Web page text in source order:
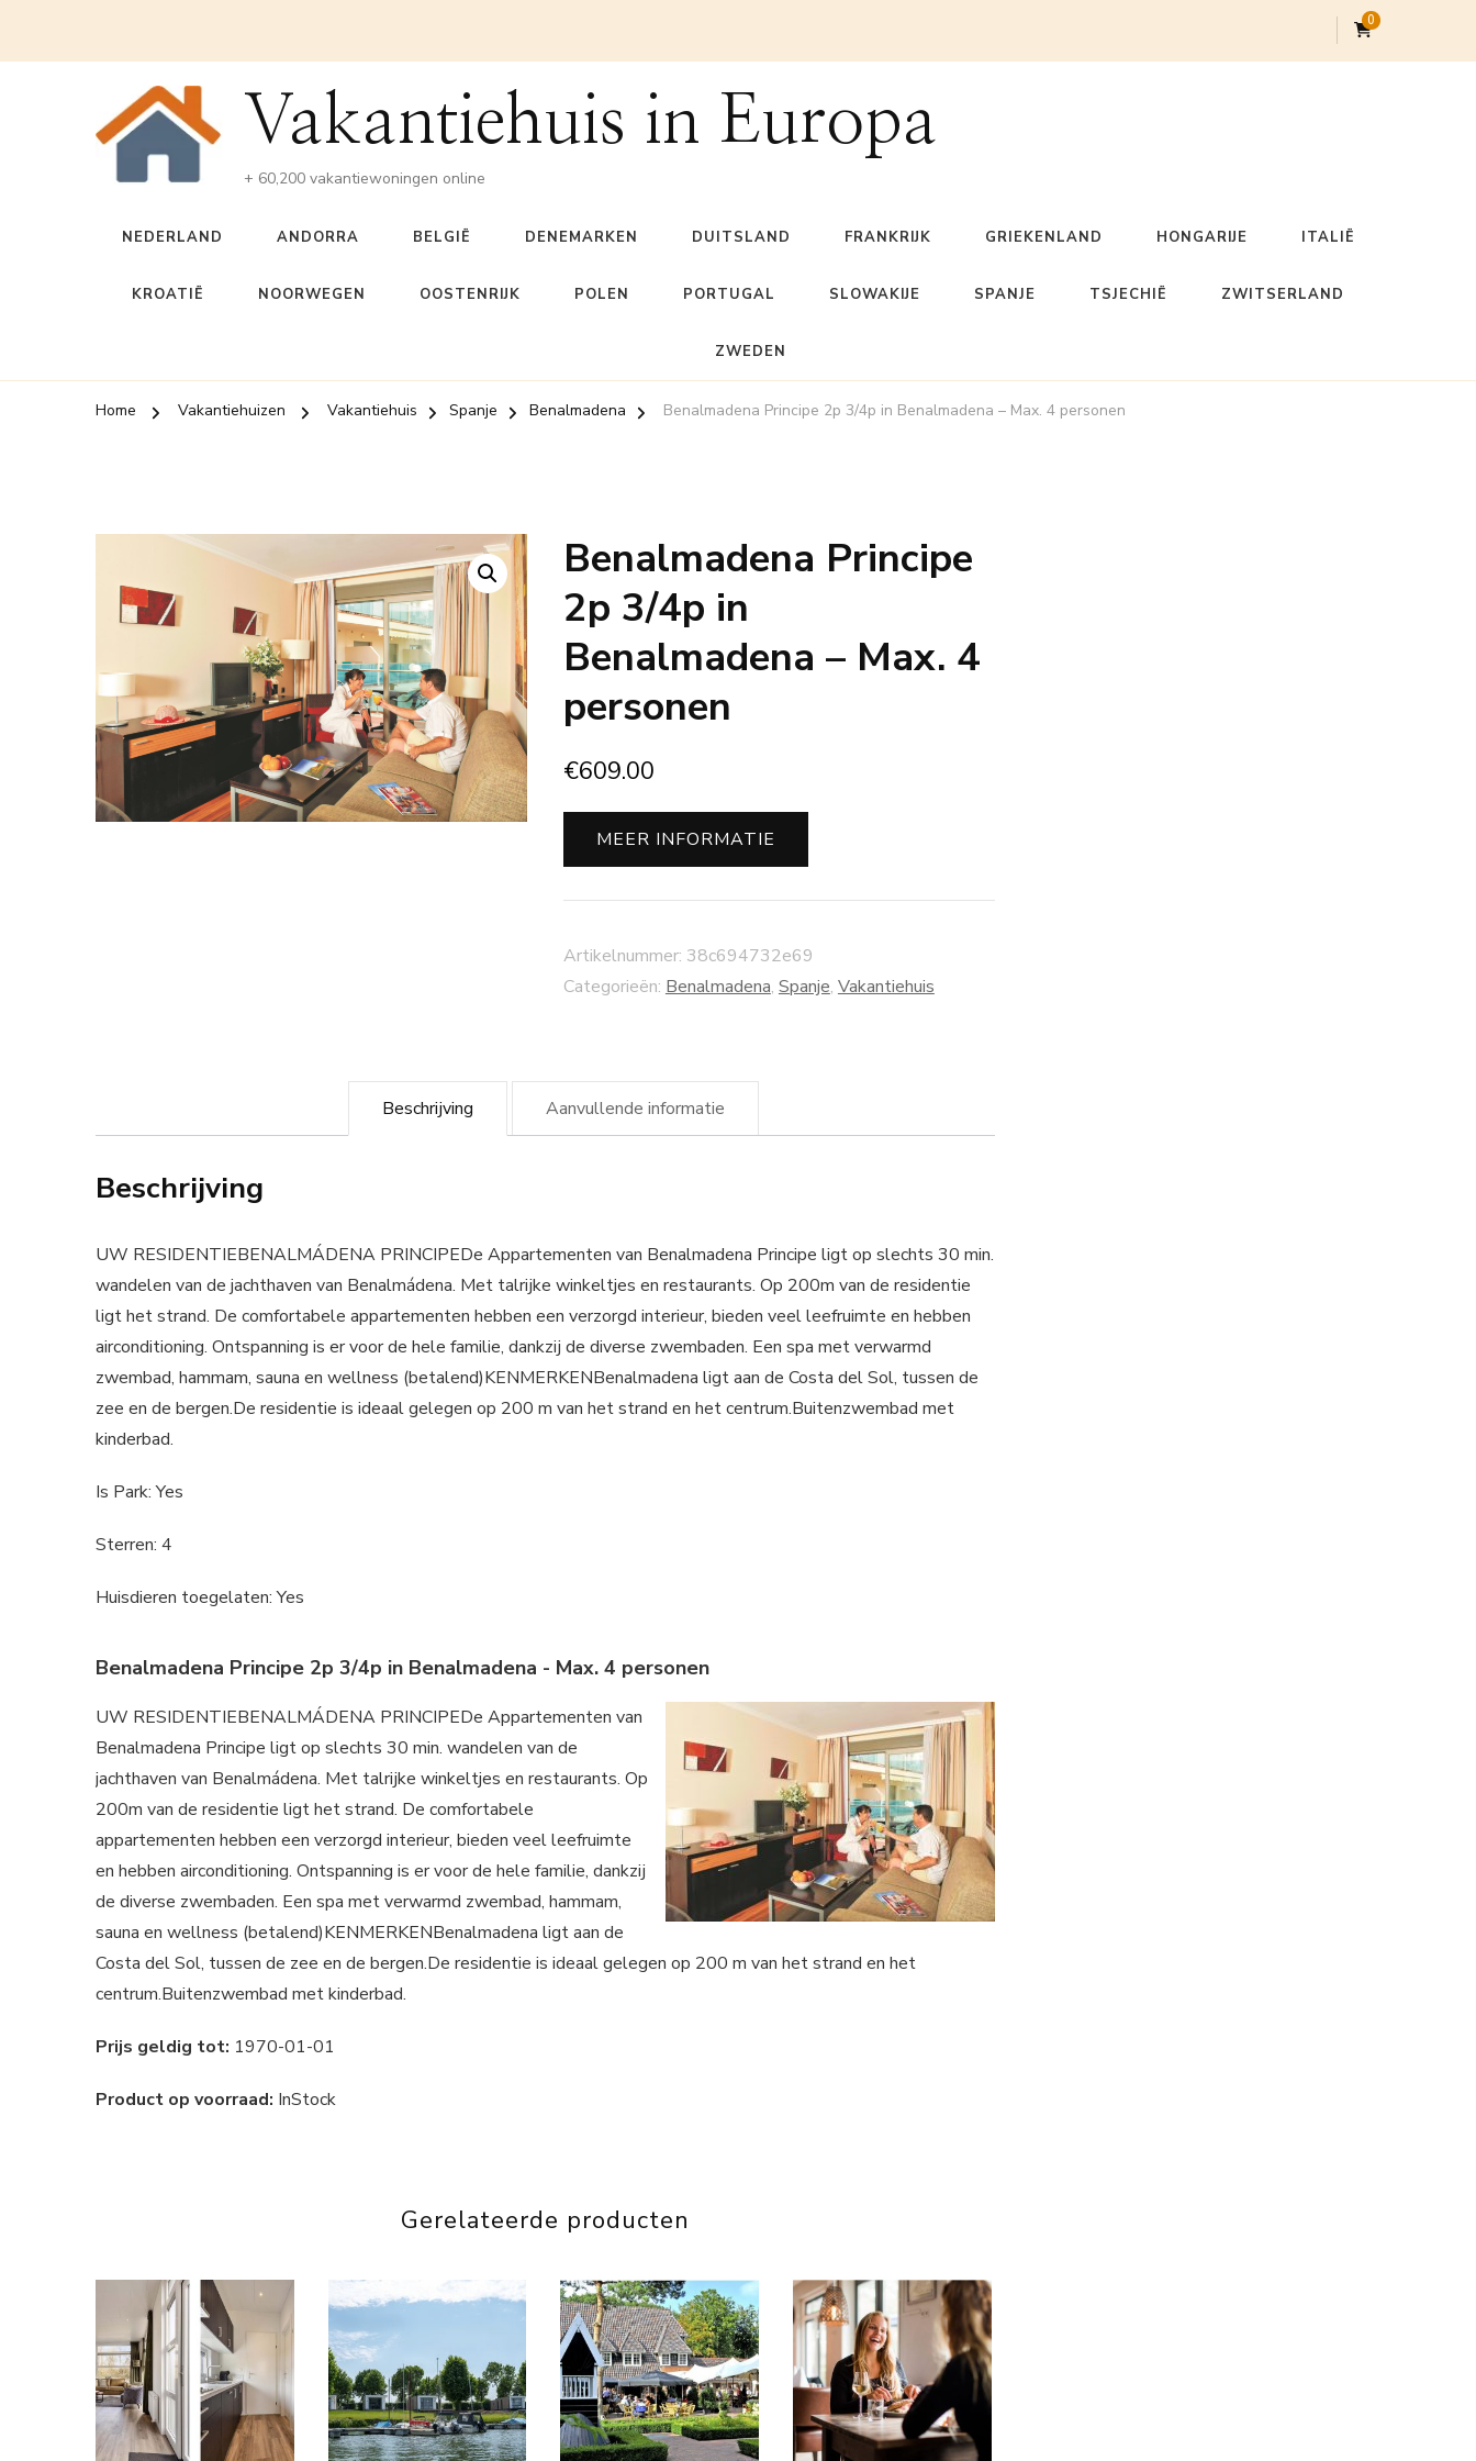
0
Vakantiehuis in Europa
+ 60,200 vakantiewoningen online
NEDERLAND ANDORRA BELGIË DENEMARKEN DUITSLAND FRANKRIJK GRIEKENLAND HONGARIJE ITALIË
KROATIË NOORWEGEN OOSTENRIJK POLEN PORTUGAL SLOWAKIJE SPANJE TSJECHIË ZWITSERLAND
ZWEDEN
Home Vakantiehuizen Vakantiehuis Spanje Benalmadena Benalmadena Principe 2p 3/4p in Benalmadena – Max. 4 personen
Benalmadena Principe
2p 3/4p in
Benalmadena – Max. 4
personen
€609.00
MEER INFORMATIE
Artikelnummer: 38c694732e69
Categorieën: Benalmadena, Spanje, Vakantiehuis
Beschrijving Aanvullende informatie
Beschrijving
UW RESIDENTIEBENALMÁDENA PRINCIPEDe Appartementen van Benalmadena Principe ligt op slechts 30 min.
wandelen van de jachthaven van Benalmádena. Met talrijke winkeltjes en restaurants. Op 200m van de residentie
ligt het strand. De comfortabele appartementen hebben een verzorgd interieur, bieden veel leefruimte en hebben
airconditioning. Ontspanning is er voor de hele familie, dankzij de diverse zwembaden. Een spa met verwarmd
zwembad, hammam, sauna en wellness (betalend)KENMERKENBenalmadena ligt aan de Costa del Sol, tussen de
zee en de bergen.De residentie is ideaal gelegen op 200 m van het strand en het centrum.Buitenzwembad met
kinderbad.
Is Park: Yes
Sterren: 4
Huisdieren toegelaten: Yes
Benalmadena Principe 2p 3/4p in Benalmadena - Max. 4 personen
UW RESIDENTIEBENALMÁDENA PRINCIPEDe Appartementen van
Benalmadena Principe ligt op slechts 30 min. wandelen van de
jachthaven van Benalmádena. Met talrijke winkeltjes en restaurants. Op
200m van de residentie ligt het strand. De comfortabele
appartementen hebben een verzorgd interieur, bieden veel leefruimte
en hebben airconditioning. Ontspanning is er voor de hele familie, dankzij
de diverse zwembaden. Een spa met verwarmd zwembad, hammam,
sauna en wellness (betalend)KENMERKENBenalmadena ligt aan de
Costa del Sol, tussen de zee en de bergen.De residentie is ideaal gelegen op 200 m van het strand en het
centrum.Buitenzwembad met kinderbad.
Prijs geldig tot: 1970-01-01
Product op voorraad: InStock
Gerelateerde producten